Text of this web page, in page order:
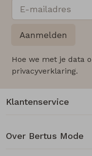
Aanmelden
Hoe we met je data
privacyverklaring.
Klantenservice
Over Bertus Mode